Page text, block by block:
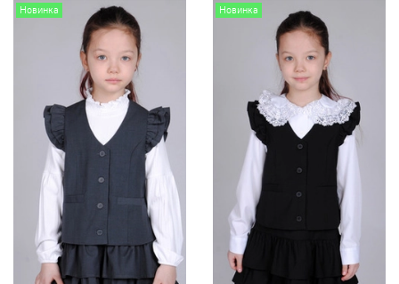
Новинка Новинка